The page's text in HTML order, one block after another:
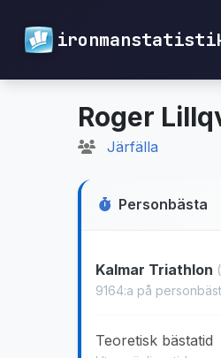
Roger
Järfälla
Personbästa
Kalmar Triathlon
9164:a på
Teoretisk bästatid